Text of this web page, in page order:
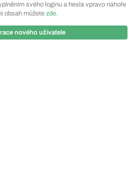
svého loginu a hesla vpravo nahoře
obsah můžete zde.
nového uživatele